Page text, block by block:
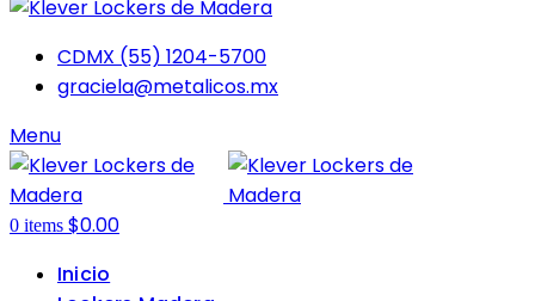
CDMX (55) 1204-5700
graciela@metalicos.mx
Menu
0 items $0.00
Inicio